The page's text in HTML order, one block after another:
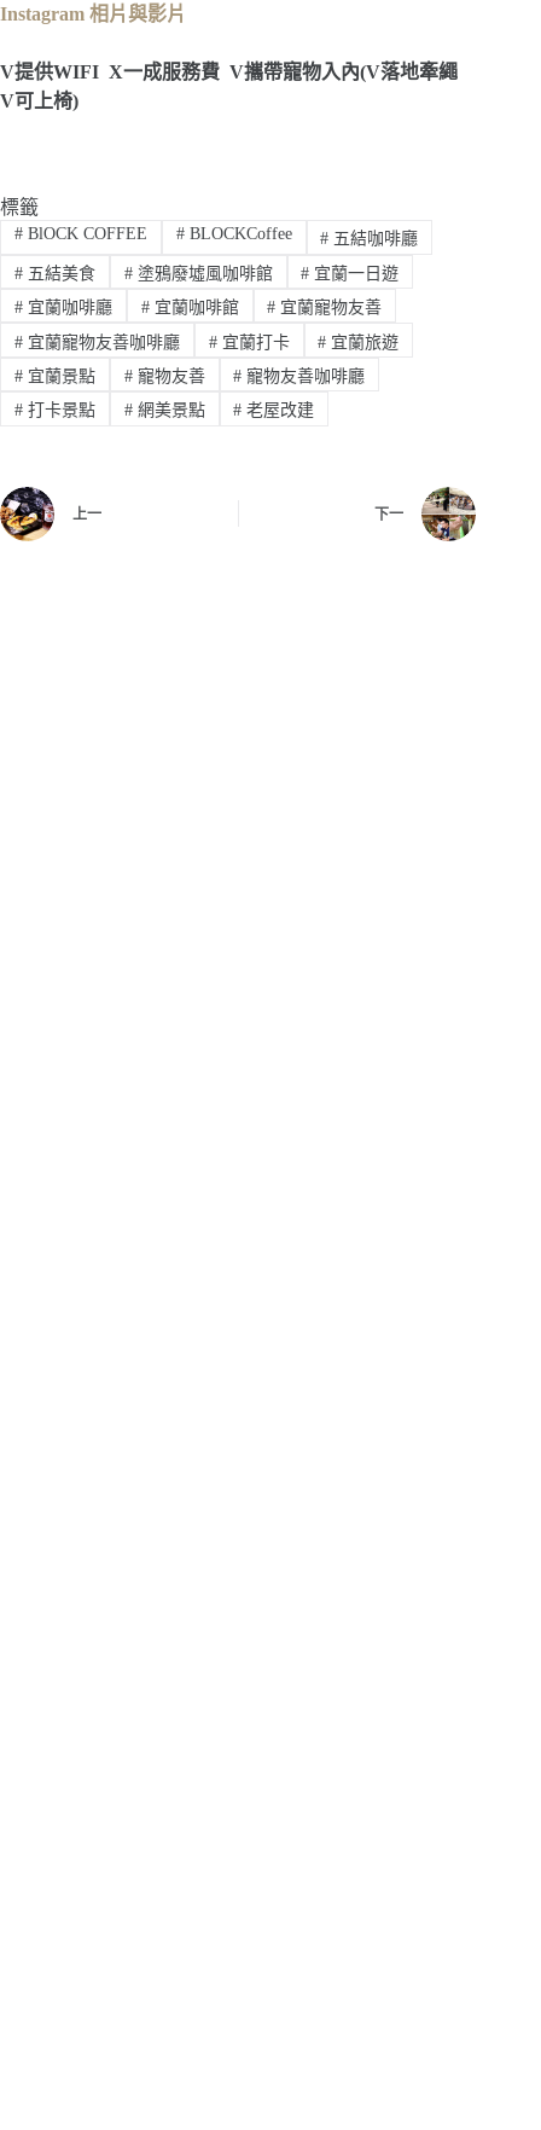
Instagram 相片與影片
V提供WIFI X一成服務費 V攜帶寵物入內(V落地牽繩
V可上椅)
標籤
#BlOCK COFFEE #BLOCKCoffee # 五結咖啡廳
#五結美食 #塗鴉廢墟風咖啡館 # 宜蘭一日遊
#宜蘭咖啡廳 #宜蘭咖啡館 # 宜蘭寵物友善
#宜蘭寵物友善咖啡廳 #宜蘭打卡 # 宜蘭旅遊
#宜蘭景點 #寵物友善 # 寵物友善咖啡廳
#打卡景點 #網美景點 # 老屋改建
上一 下一